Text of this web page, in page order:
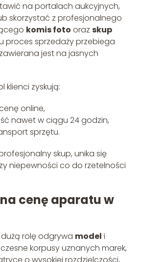
na portalach aukcyjnych,
skorzystać z profesjonalnego
komis foto oraz skup
proces sprzedaży przebiega
jest na jasnych
klienci zyskują:
online,
nawet w ciągu 24 godzin,
sprzętu.
skup, unika się
niepewności co do rzetelności
cenę aparatu w
rolę odgrywa model i
korpusy uznanych marek,